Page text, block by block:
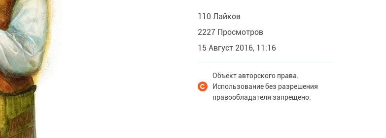
110 Лайков
2227 Просмотров
15 Август 2016, 11:16
Объект авторского права.
Использование без разрешения
правообладателя запрещено.